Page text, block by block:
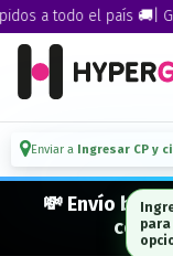
a todo el país 🚚|
Enviar a Ingresar CP y
💸 Envío